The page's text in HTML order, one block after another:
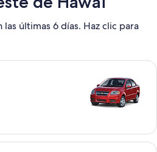
últimas 6 días. Haz clic para